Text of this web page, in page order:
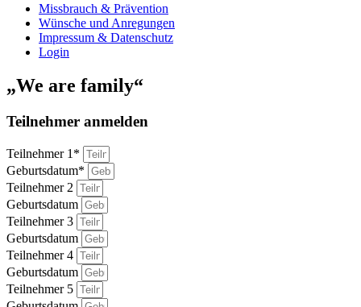
Missbrauch & Prävention
Wünsche und Anregungen
Impressum & Datenschutz
Login
„We are family“
Teilnehmer anmelden
Teilnehmer 1*
Geburtsdatum*
Teilnehmer 2
Geburtsdatum
Teilnehmer 3
Geburtsdatum
Teilnehmer 4
Geburtsdatum
Teilnehmer 5